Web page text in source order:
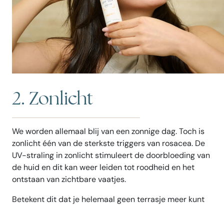
2. Zonlicht
We worden allemaal blij van een zonnige dag. Toch is
zonlicht één van de sterkste triggers van rosacea. De
UV-straling in zonlicht stimuleert de doorbloeding van
de huid en dit kan weer leiden tot roodheid en het
ontstaan van zichtbare vaatjes.
Betekent dit dat je helemaal geen terrasje meer kunt